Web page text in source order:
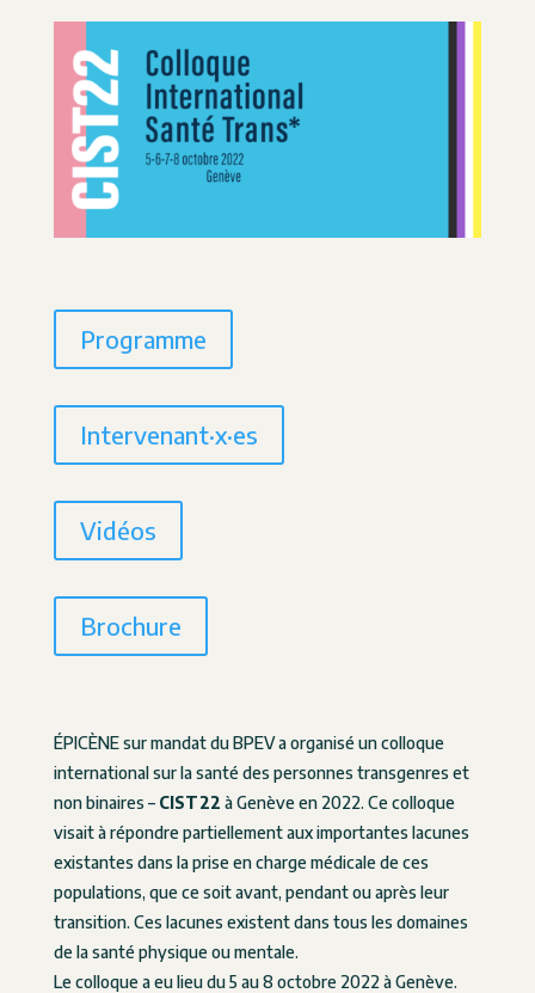
Programme
Intervenant·x·es
Vidéos
Brochure
ÉPICÈNE sur mandat du BPEV a organisé un colloque
international sur la santé des personnes transgenres et
non binaires – CIST22 à Genève en 2022. Ce colloque
visait à répondre partiellement aux importantes lacunes
existantes dans la prise en charge médicale de ces
populations, que ce soit avant, pendant ou après leur
transition. Ces lacunes existent dans tous les domaines
de la santé physique ou mentale.
Le colloque a eu lieu du 5 au 8 octobre 2022 à Genève.